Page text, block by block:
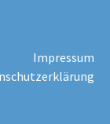
Impressum